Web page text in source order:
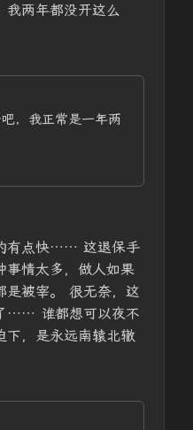
我两年都没开这么
，我正常是一年两
有点快…… 这退保手
事情太多，做人如果
是被宰。 很无奈，这
…… 谁都想可以夜不
下，是永远南辕北辙